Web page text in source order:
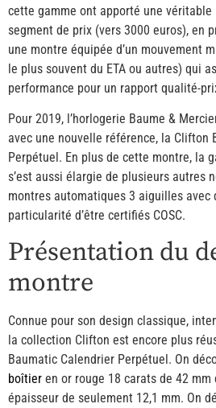
cette gamme ont apporté une véritable
segment de prix (vers 3000 euros), en
une montre équipée d’un mouvement
le plus souvent du ETA ou autres) qui
performance pour un rapport qualité-
Pour 2019, l’horlogerie Baume &
avec une nouvelle référence, la Clifton
Perpétuel. En plus de cette montre, la
s’est aussi élargie de plusieurs autres
montres automatiques 3 aiguilles avec
particularité d’être certifiés COSC.
Présentation du
montre
Connue pour son design classique,
la collection Clifton est encore plus
Baumatic Calendrier Perpétuel. On
boîtier en or rouge 18 carats de 42
épaisseur de seulement 12,1 mm. On